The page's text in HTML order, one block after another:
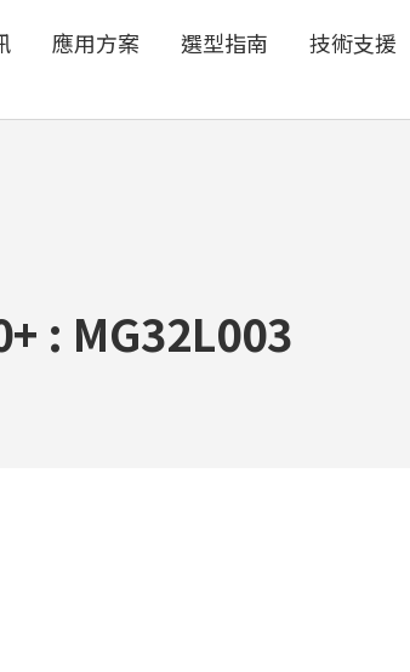
應用方案 選型指南
技術支援
: MG32L003